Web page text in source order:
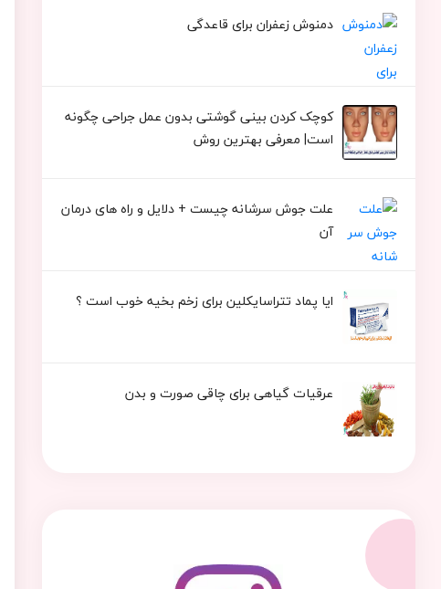
دمنوش زعفران برای قاعدگی
کوچک کردن بینی گوشتی بدون عمل جراحی چگونه
است| معرفی بهترین روش
علت جوش سرشانه چیست + دلایل و راه های درمان
آن
ایا پماد تتراسایکلین برای زخم بخیه خوب است ؟
عرقیات گیاهی برای چاقی صورت و بدن